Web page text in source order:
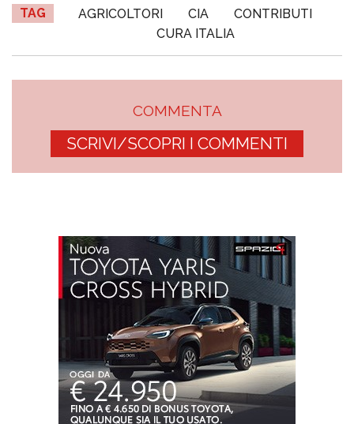
TAG AGRICOLTORI CIA
CONTRIBUTI
CURA ITALIA
COMMENTA
SCRIVI/SCOPRI I COMMENTI